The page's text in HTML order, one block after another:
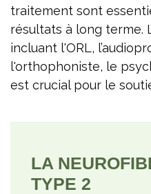
traitement sont
résultats à long terme.
incluant l'ORL,
l'orthophoniste, le
est crucial pour le
LA
TYPE 2